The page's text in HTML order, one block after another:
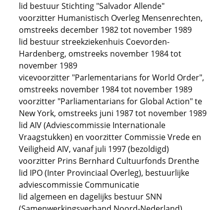
lid bestuur Stichting "Salvador Allende"
voorzitter Humanistisch Overleg Mensenrechten,
omstreeks december 1982 tot november 1989
lid bestuur streekziekenhuis Coevorden-
Hardenberg, omstreeks november 1984 tot
november 1989
vicevoorzitter "Parlementarians for World Order",
omstreeks november 1984 tot november 1989
voorzitter "Parliamentarians for Global Action" te
New York, omstreeks juni 1987 tot november 1989
lid AIV (Adviescommissie Internationale
Vraagstukken) en voorzitter Commissie Vrede en
Veiligheid AIV, vanaf juli 1997 (bezoldigd)
voorzitter Prins Bernhard Cultuurfonds Drenthe
lid IPO (Inter Provinciaal Overleg), bestuurlijke
adviescommissie Communicatie
lid algemeen en dagelijks bestuur SNN